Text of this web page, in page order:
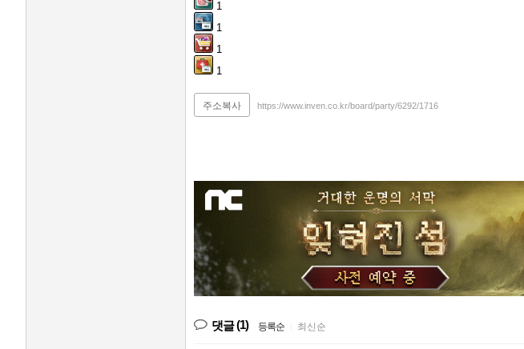
1
1
1
1
주소복사 https://www.inven.co.kr/board/party/6292/1716
댓글(1) 등록순 최신순